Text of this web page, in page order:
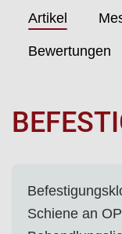
Artikel
Bewertungen
Schiene an